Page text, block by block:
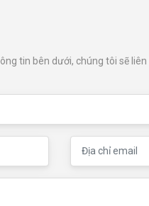
tin bên dưới, chúng tôi sẽ